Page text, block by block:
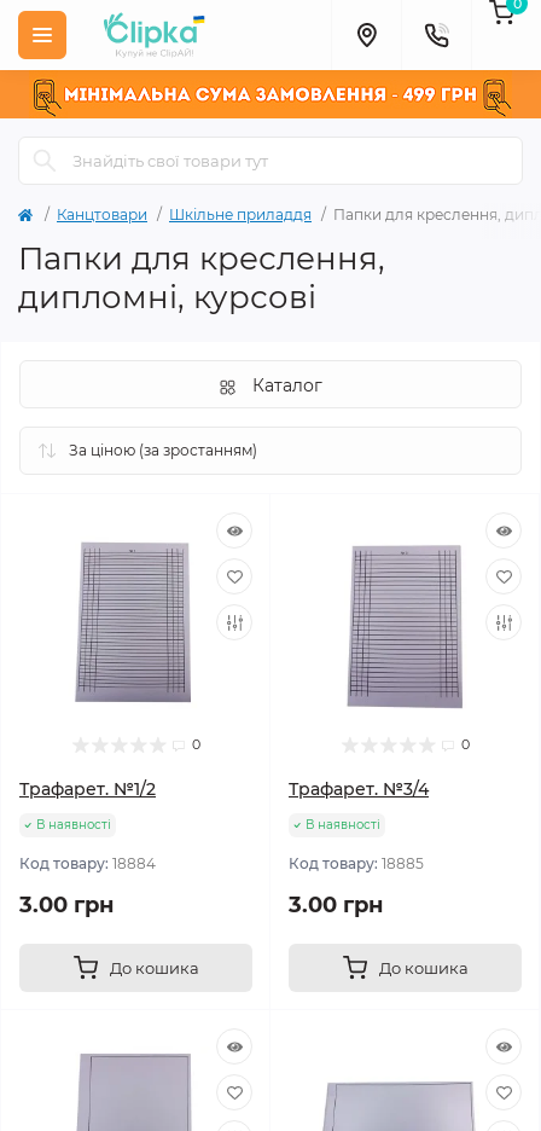
Канцтовари Шкільне приладдя Папки для креслення,
Папки для креслення,
дипломні, курсові
Каталог
0
Трафарет. №1/2
В наявності
Код товару: 18884
3.00 грн
До кошика
0
Трафарет. №3/4
В наявності
Код товару: 18885
3.00 грн
До кошика